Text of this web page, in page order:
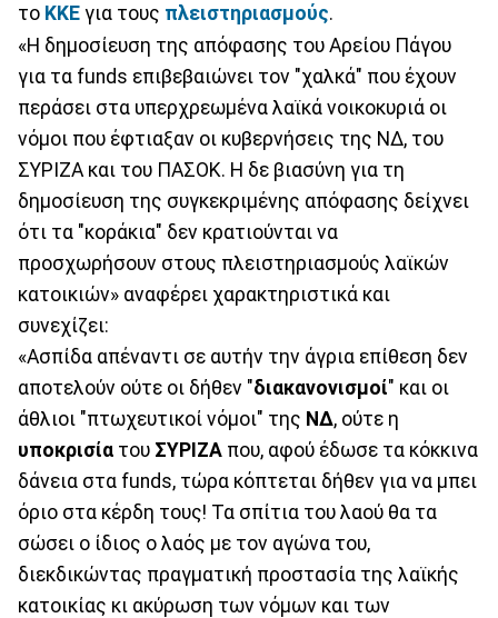
το ΚΚΕ για τους πλειστηριασμούς.
«Η δημοσίευση της απόφασης του Αρείου Πάγου
για τα funds επιβεβαιώνει τον "χαλκά" που έχουν
περάσει στα υπερχρεωμένα λαϊκά νοικοκυριά οι
νόμοι που έφτιαξαν οι κυβερνήσεις της ΝΔ, του
ΣΥΡΙΖΑ και του ΠΑΣΟΚ. Η δε βιασύνη για τη
δημοσίευση της συγκεκριμένης απόφασης δείχνει
ότι τα "κοράκια" δεν κρατιούνται να
προσχωρήσουν στους πλειστηριασμούς λαϊκών
κατοικιών» αναφέρει χαρακτηριστικά και
συνεχίζει:
«Ασπίδα απέναντι σε αυτήν την άγρια επίθεση δεν
αποτελούν ούτε οι δήθεν "διακανονισμοί" και οι
άθλιοι "πτωχευτικοί νόμοι" της ΝΔ, ούτε η
υποκρισία του ΣΥΡΙΖΑ που, αφού έδωσε τα κόκκινα
δάνεια στα funds, τώρα κόπτεται δήθεν για να μπει
όριο στα κέρδη τους! Τα σπίτια του λαού θα τα
σώσει ο ίδιος ο λαός με τον αγώνα του,
διεκδικώντας πραγματική προστασία της λαϊκής
κατοικίας κι ακύρωση των νόμων και των